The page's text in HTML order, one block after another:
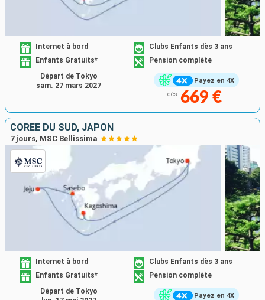
Payez en 4X
Internet à bord
Clubs Enfants dès 3 ans
Enfants Gratuits*
Pension complète
dès 669 €
Départ de Tokyo
sam. 27 mars 2027
CORÉE DU SUD, JAPON
7 jours, MSC Bellissima
Payez en 4X
Internet à bord
Clubs Enfants dès 3 ans
Enfants Gratuits*
Pension complète
Départ de Tokyo